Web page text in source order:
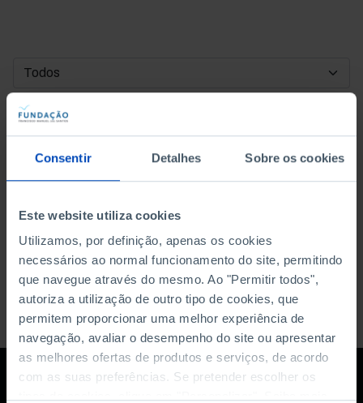
Consentir Detalhes Sobre os cookies
Este website utiliza cookies
Utilizamos, por definição, apenas os cookies
necessários ao normal funcionamento do site, permitindo
que navegue através do mesmo. Ao "Permitir todos",
autoriza a utilização de outro tipo de cookies, que
permitem proporcionar uma melhor experiência de
navegação, avaliar o desempenho do site ou apresentar
as melhores ofertas de produtos e serviços, de acordo
com as suas preferências. Se pretender escolher os
DATA DE INÍCIO
DATA DE FIM